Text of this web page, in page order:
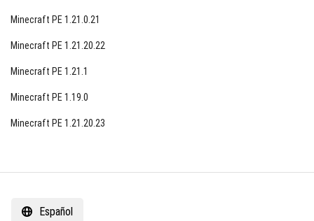
Minecraft PE 1.21.0.21
Minecraft PE 1.21.20.22
Minecraft PE 1.21.1
Minecraft PE 1.19.0
Minecraft PE 1.21.20.23
Español